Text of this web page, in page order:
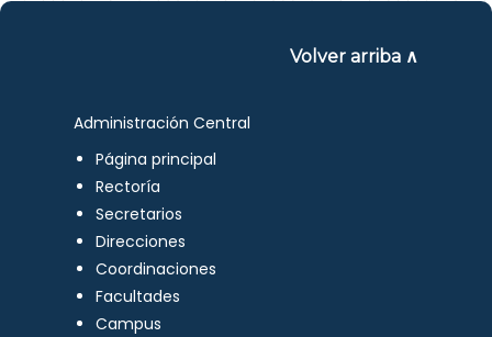
Volver arriba ∧
Administración Central
Página principal
Rectoría
Secretarios
Direcciones
Coordinaciones
Facultades
Campus